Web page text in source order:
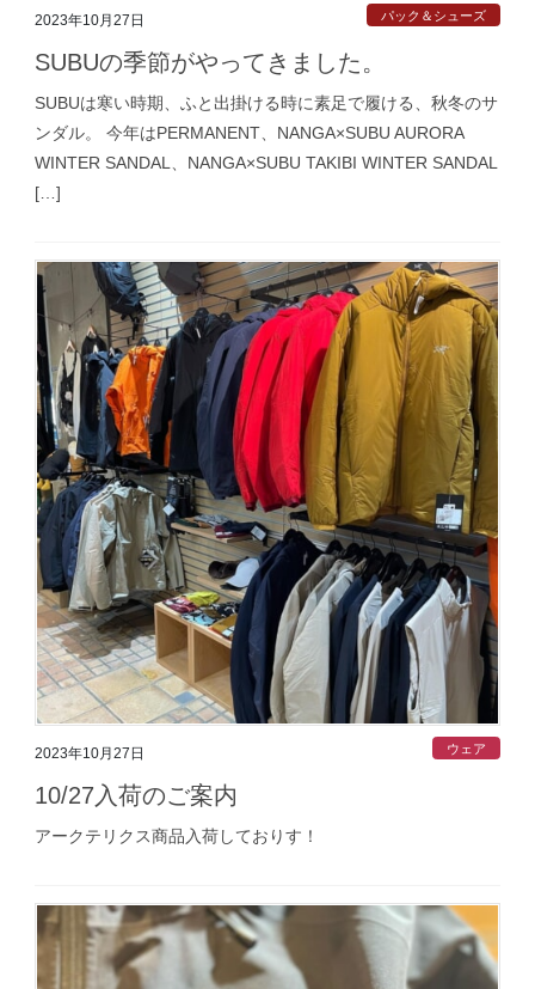
2023年10月27日 パック＆シューズ
SUBUの季節がやってきました。
SUBUは寒い時期、ふと出掛ける時に素足で履ける、秋冬のサ
ンダル。 今年はPERMANENT、NANGA×SUBU AURORA
WINTER SANDAL、NANGA×SUBU TAKIBI WINTER SANDAL
[…]
2023年10月27日 ウェア
10/27入荷のご案内
アークテリクス商品入荷しておりす！